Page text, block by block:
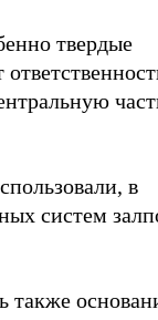
твердые
в
систем
также